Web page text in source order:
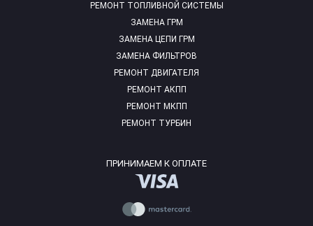
РЕМОНТ ТОПЛИВНОЙ СИСТЕМЫ
ЗАМЕНА ГРМ
ЗАМЕНА ЦЕПИ ГРМ
ЗАМЕНА ФИЛЬТРОВ
РЕМОНТ ДВИГАТЕЛЯ
РЕМОНТ АКПП
РЕМОНТ МКПП
РЕМОНТ ТУРБИН
ПРИНИМАЕМ К ОПЛАТЕ